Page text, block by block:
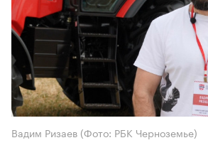
Вадим Ризаев (Фото: РБК Черноземье)